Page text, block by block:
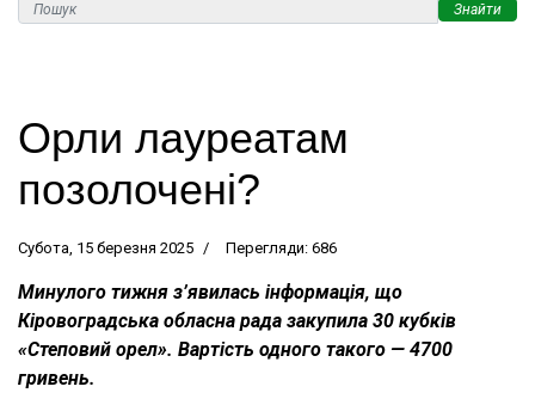
Знайти
Орли лауреатам
позолочені?
Субота, 15 березня 2025 Перегляди: 686
Минулого тижня з’явилась інформація, що
Кіровоградська обласна рада закупила 30 кубків
«Степовий орел». Вартість одного такого — 4700
гривень.